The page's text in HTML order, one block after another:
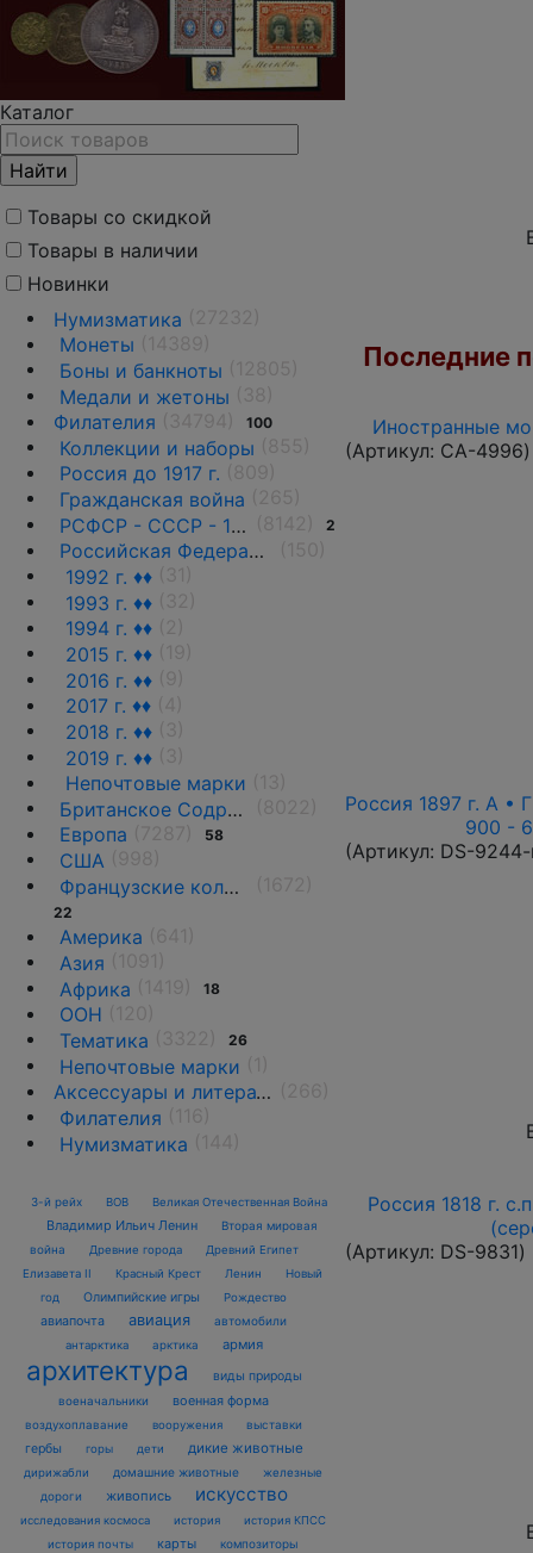
Каталог
Товары со скидкой
Товары в наличии
Новинки
Нумизматика
Монеты
Боны и банкноты
Медали и жетоны
Филателия
100
Коллекции и наборы
Россия до 1917 г.
Гражданская война
РСФСР - СССР - 1918 - 1991
2
Российская Федерация(1992 г.-н.д.)
1992 г. ♦♦
1993 г. ♦♦
1994 г. ♦♦
2015 г. ♦♦
2016 г. ♦♦
2017 г. ♦♦
2018 г. ♦♦
2019 г. ♦♦
Непочтовые марки
Британское Содружество
Европа
58
США
Французские колонии и территории
22
Америка
Азия
Африка
18
ООН
Тематика
26
Непочтовые марки
Аксессуары и литература
Филателия
Нумизматика
3-й рейх ВОВ Великая Отечественная Война
Владимир Ильич Ленин
Вторая мировая
война
Древние города
Древний Египет
Елизавета II
Красный Крест Ленин
Новый
год
Олимпийские игры Рождество
авиапочта авиация автомобили
антарктика арктика армия
архитектура виды природы
военачальники военная форма
воздухоплавание вооружения выставки
гербы горы дети дикие животные
дирижабли домашние животные
железные
дороги
живопись искусство
исследования космоса история
история КПСС
история почты
карты композиторы
Последние
Иностранные
(Артикул: CA-4996)
Россия 1897 г. А •
900 -
(Артикул: DS-
Россия 1818 г.
(Артикул: DS-9831)